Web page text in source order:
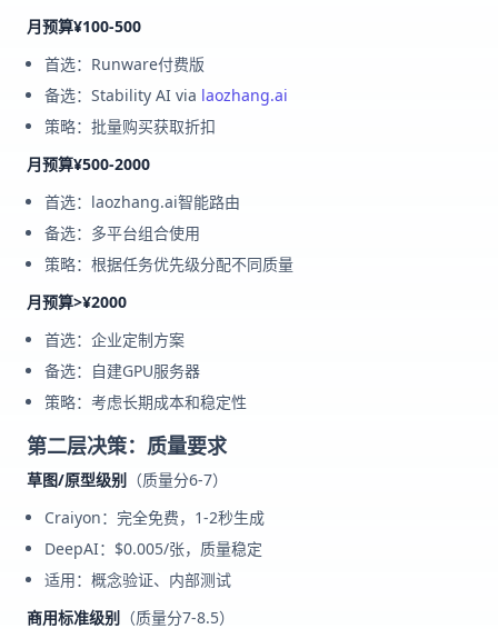
月预算¥100-500
首选：Runware付费版
备选：Stability AI via laozhang.ai
策略：批量购买获取折扣
月预算¥500-2000
首选：laozhang.ai智能路由
备选：多平台组合使用
策略：根据任务优先级分配不同质量
月预算>¥2000
首选：企业定制方案
备选：自建GPU服务器
策略：考虑长期成本和稳定性
第二层决策：质量要求
草图/原型级别 （质量分6-7）
Craiyon：完全免费，1-2秒生成
DeepAI：$0.005/张，质量稳定
适用：概念验证、内部测试
商用标准级别 （质量分7-8.5）